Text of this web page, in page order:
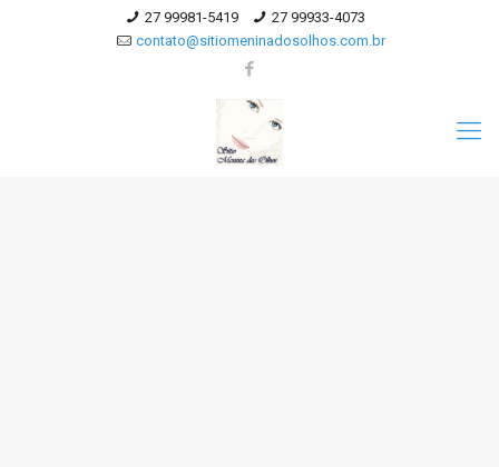
27 99981-5419
27 99933-4073
contato@sitiomeninadosolhos.com.br